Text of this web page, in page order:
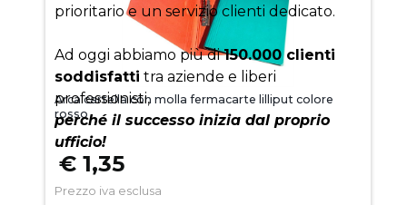
Arca cartella con molla fermacarte lilliput colore
rosso
€ 1,35
Prezzo iva esclusa
prioritario e un servizio clienti dedicato.
Ad oggi abbiamo più di150.000 clienti
soddisfatti tra aziende e liberi
professionisti,
perché il successo inizia dal proprio
ufficio!